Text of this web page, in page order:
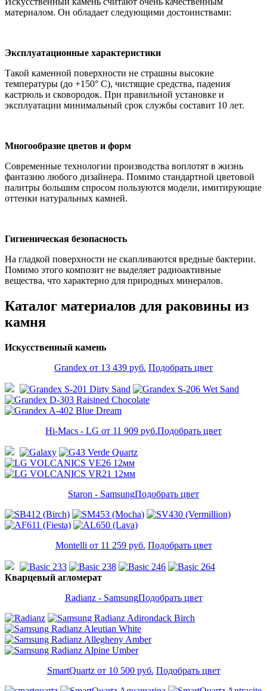
материалом. Он обладает следующими достоинствами:
Эксплуатационные характеристики
Такой каменной поверхности не страшны высокие
температуры (до +150° C), чистящие средства, падения
кастрюль и сковородок. При правильной установке и
эксплуатации минимальный срок службы составит 10 лет.
Многообразие цветов и форм
Современные технологии производства воплотят в жизнь
фантазию любого дизайнера. Помимо стандартной цветовой
палитры большим спросом пользуются модели, имитирующие
оттенки натуральных камней.
Гигиеническая безопасность
На гладкой поверхности не скапливаются вредные бактерии.
Помимо этого композит не выделяет радиоактивные
вещества, что характерно для природных минералов.
Каталог материалов для раковины из
камня
Искусственный камень
Grandex от 13 439 руб. Подобрать цвет
Hi-Macs - LG от 11 909 руб.Подобрать цвет
Staron - SamsungПодобрать цвет
Montelli от 11 259 руб. Подобрать цвет
Кварцевый агломерат
Radianz - SamsungПодобрать цвет
SmartQuartz от 10 500 руб. Подобрать цвет